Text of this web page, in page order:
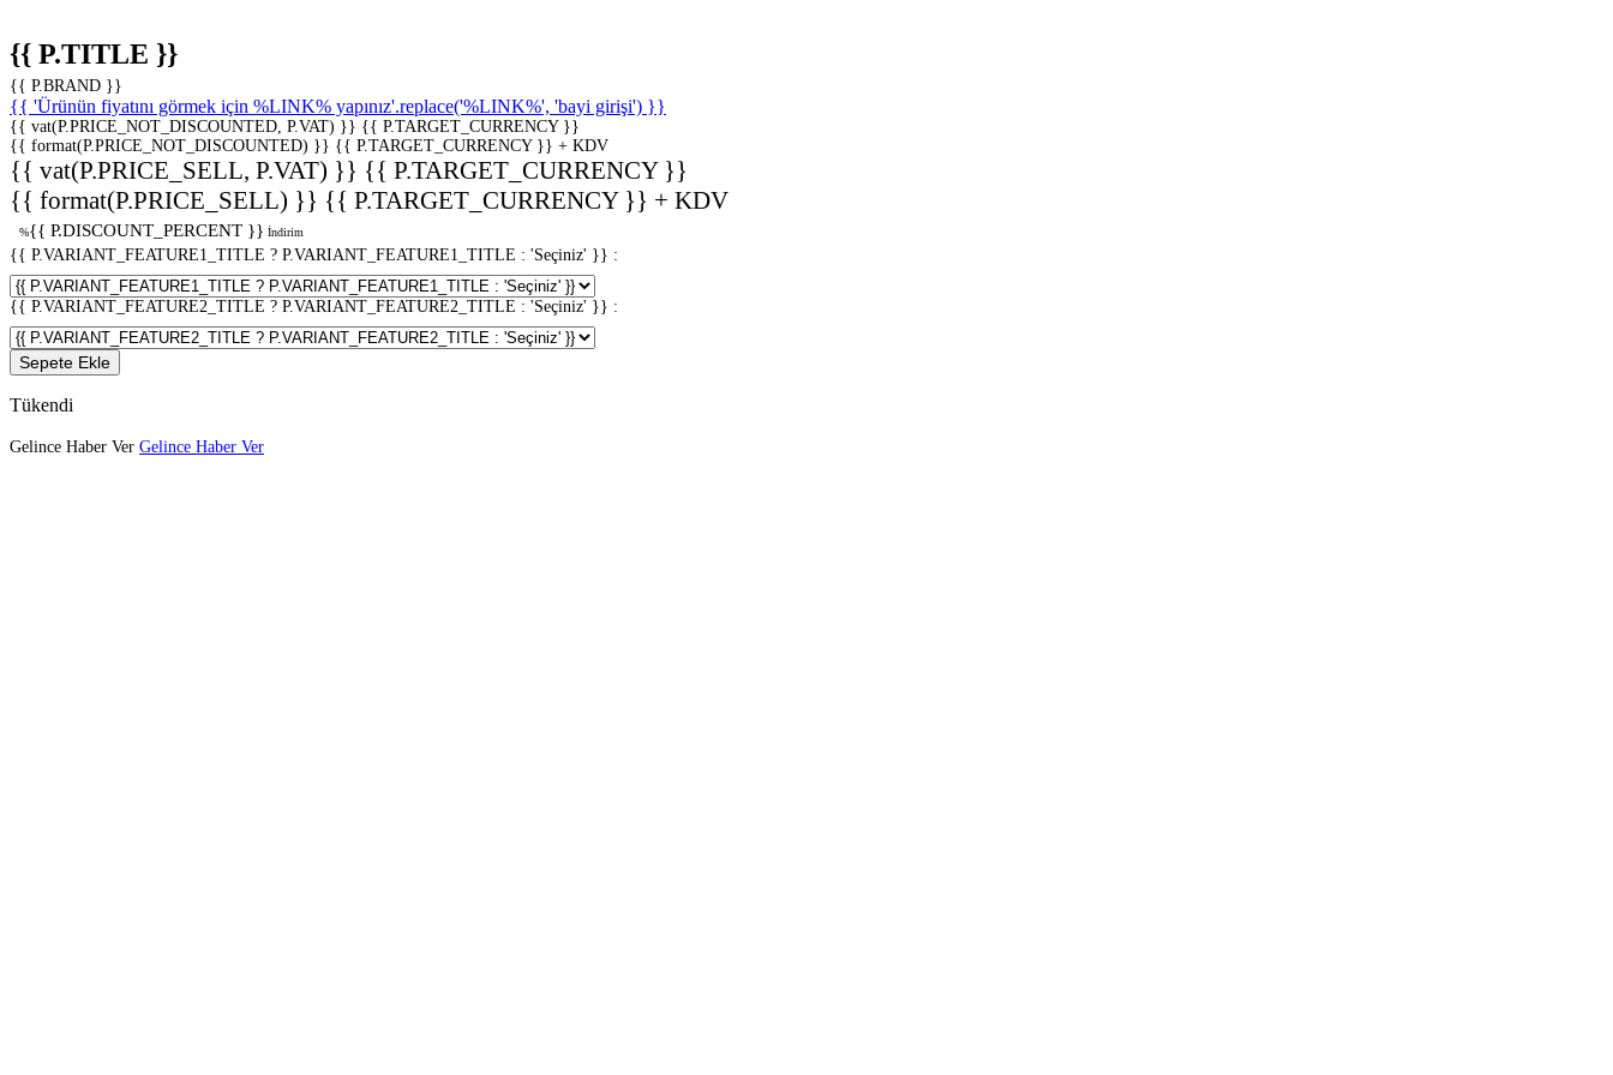
{{ P.TITLE }}
{{ P.BRAND }}
{{ 'Ürünün fiyatını görmek için %LINK% yapınız'.replace('%LINK%', 'bayi girişi') }}
{{ vat(P.PRICE_NOT_DISCOUNTED, P.VAT) }} {{ P.TARGET_CURRENCY }}
{{ format(P.PRICE_NOT_DISCOUNTED) }} {{ P.TARGET_CURRENCY }} + KDV
{{ vat(P.PRICE_SELL, P.VAT) }} {{ P.TARGET_CURRENCY }}
{{ format(P.PRICE_SELL) }} {{ P.TARGET_CURRENCY }} + KDV
%{{ P.DISCOUNT_PERCENT }} İndirim
{{ P.VARIANT_FEATURE1_TITLE ? P.VARIANT_FEATURE1_TITLE : 'Seçiniz' }} :
{{ P.VARIANT_FEATURE2_TITLE ? P.VARIANT_FEATURE2_TITLE : 'Seçiniz' }} :
Sepete Ekle
Tükendi
Gelince Haber Ver Gelince Haber Ver